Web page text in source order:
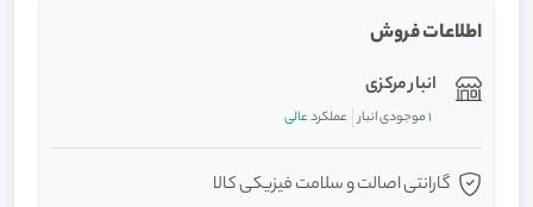
اطلاعات فروش
انبار مرکزی
1موجودی انبار عملکردعالی
گارانتی اصالت و سلامت فیزیکی کالا